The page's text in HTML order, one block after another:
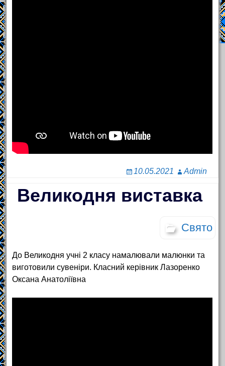
10.05.2021 Admin
Великодня виставка
Свято
До Великодня учні 2 класу намалювали малюнки та
виготовили сувеніри. Класний керівник Лазоренко
Оксана Анатоліївна